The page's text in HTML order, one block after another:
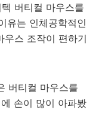
버티컬 마우스를
유는 인체공학적인
우스 조작이 편하기
버티컬 마우스를
손이 많이 아파봤